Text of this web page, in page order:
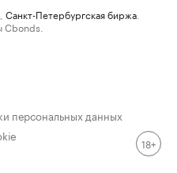
Санкт-Петербургская биржа
Cbonds.
персональных данных
18+